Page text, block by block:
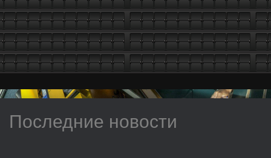
Последние новости